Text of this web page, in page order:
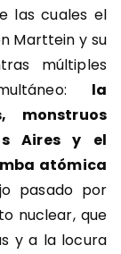
las cuales el
Marttein y su
múltiples
la
monstruos
Aires y el
atómica
pasado por
nuclear, que
y a la locura